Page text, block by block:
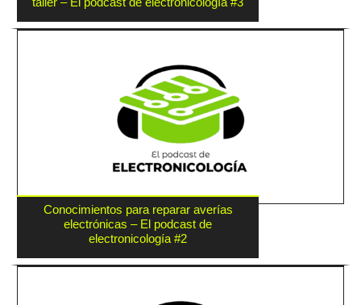
Conocimientos para reparar averías
electrónicas – El podcast de
electronicología #2